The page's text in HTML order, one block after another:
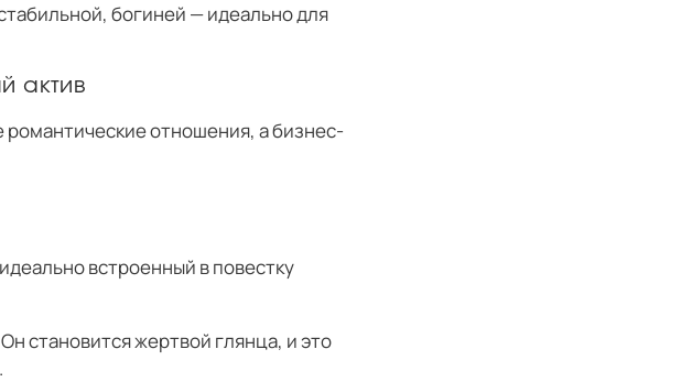
богиней — идеально для
актив
отношения, а бизнес-
встроенный в повестку
становится жертвой глянца, и это